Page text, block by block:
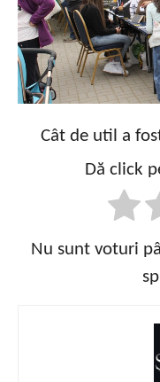
Cât de util a
Dă click
Nu sunt voturi